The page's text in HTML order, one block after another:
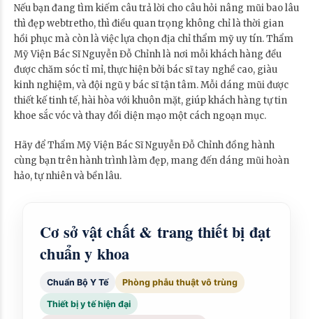
Nếu bạn đang tìm kiếm câu trả lời cho câu hỏi nâng mũi bao lâu
thì đẹp webtretho, thì điều quan trọng không chỉ là thời gian
hồi phục mà còn là việc lựa chọn địa chỉ thẩm mỹ uy tín. Thẩm
Mỹ Viện Bác Sĩ Nguyễn Đỗ Chỉnh là nơi mỗi khách hàng đều
được chăm sóc tỉ mỉ, thực hiện bởi bác sĩ tay nghề cao, giàu
kinh nghiệm, và đội ngũ y bác sĩ tận tâm. Mỗi dáng mũi được
thiết kế tinh tế, hài hòa với khuôn mặt, giúp khách hàng tự tin
khoe sắc vóc và thay đổi diện mạo một cách ngoạn mục.
Hãy để Thẩm Mỹ Viện Bác Sĩ Nguyễn Đỗ Chỉnh đồng hành
cùng bạn trên hành trình làm đẹp, mang đến dáng mũi hoàn
hảo, tự nhiên và bền lâu.
Cơ sở vật chất & trang thiết bị đạt
chuẩn y khoa
Chuẩn Bộ Y Tế Phòng phẫu thuật vô trùng
Thiết bị y tế hiện đại